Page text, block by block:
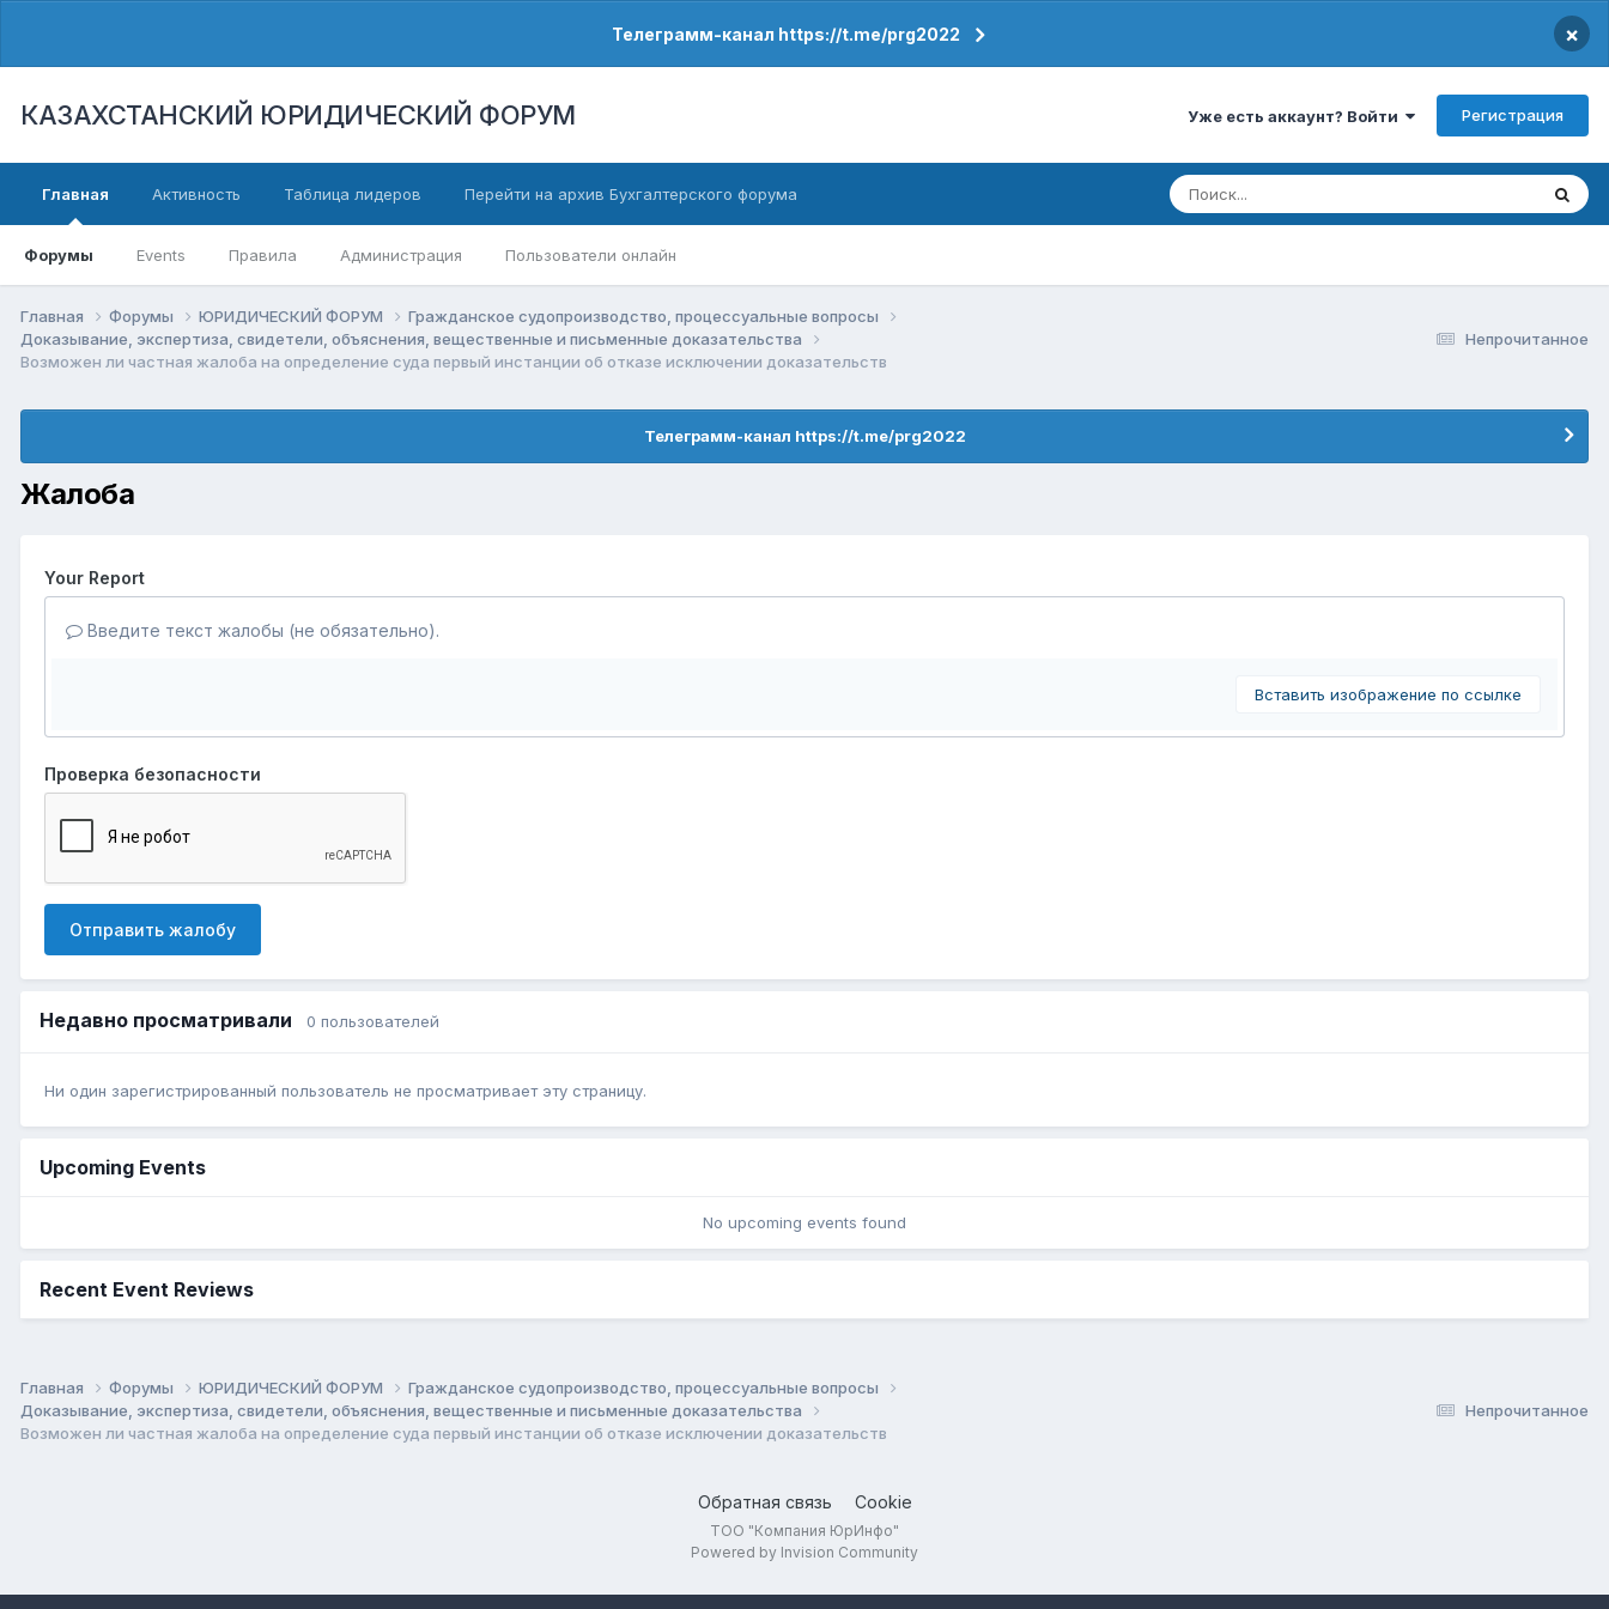
Телеграмм-канал https://t.me/prg2022 ×
КАЗАХСТАНСКИЙ ЮРИДИЧЕСКИЙ ФОРУМ Уже есть аккаунт? Войти Регистрация
Главная
Форумы Events Правила Администрация Пользователи онлайн
Активность Таблица лидеров Перейти на архив Бухгалтерского форума
Непрочитанное
Главная Форумы ЮРИДИЧЕСКИЙ ФОРУМ
Гражданское судопроизводство, процессуальные вопросы
Доказывание, экспертиза, свидетели, объяснения, вещественные и письменные доказательства
Возможен ли частная жалоба на определение суда первый инстанции об отказе исключении доказательств
Телеграмм-канал https://t.me/prg2022
Жалоба
Your Report
Введите текст жалобы (не обязательно).
Вставить изображение по ссылке
Проверка безопасности
Отправить жалобу
Недавно просматривали 0 пользователей
Ни один зарегистрированный пользователь не просматривает эту страницу.
Upcoming Events
No upcoming events found
Recent Event Reviews
Непрочитанное
Главная Форумы ЮРИДИЧЕСКИЙ ФОРУМ
Гражданское судопроизводство, процессуальные вопросы
Доказывание, экспертиза, свидетели, объяснения, вещественные и письменные доказательства
Возможен ли частная жалоба на определение суда первый инстанции об отказе исключении доказательств
Обратная связь Cookie
ТОО "Компания ЮрИнфо"
Powered by Invision Community